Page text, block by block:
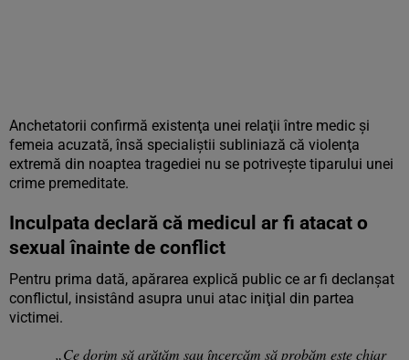
Anchetatorii confirmă existenţa unei relaţii între medic şi
femeia acuzată, însă specialiştii subliniază că violenţa
extremă din noaptea tragediei nu se potriveşte tiparului unei
crime premeditate.
Inculpata declară că medicul ar fi atacat o
sexual înainte de conflict
Pentru prima dată, apărarea explică public ce ar fi declanşat
conflictul, insistând asupra unui atac iniţial din partea
victimei.
„Ce dorim să arătăm sau încercăm să probăm este chiar